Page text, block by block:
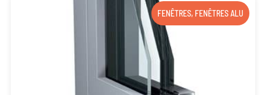
FENÊTRES, FENÊTRES ALU